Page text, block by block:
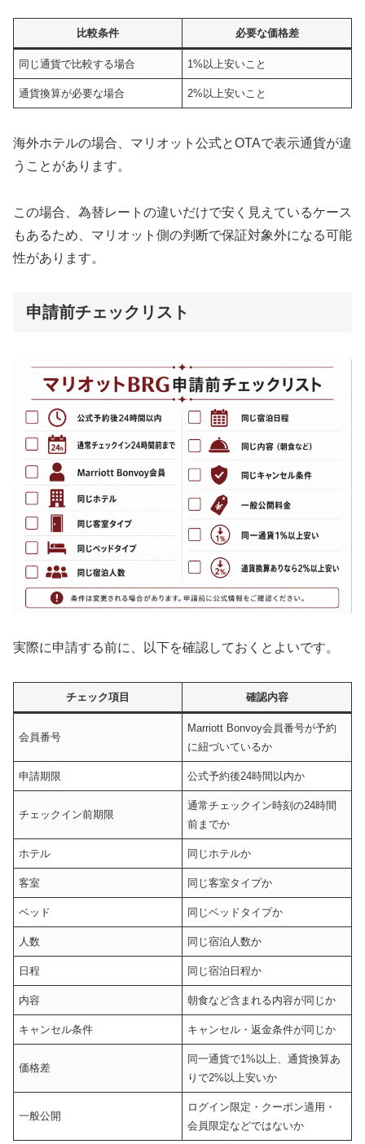
比較条件 必要な価格差
同じ通貨で比較する場合 1%以上安いこと
通貨換算が必要な場合 2%以上安いこと
海外ホテルの場合、マリオット公式とOTAで表示通貨が違
うことがあります。
この場合、為替レートの違いだけで安く見えているケース
もあるため、マリオット側の判断で保証対象外になる可能
性があります。
申請前チェックリスト
実際に申請する前に、以下を確認しておくとよいです。
チェック項目 確認内容
会員番号
Marriott Bonvoy会員番号が予約
に紐づいているか
申請期限 公式予約後24時間以内か
チェックイン前期限
通常チェックイン時刻の24時間
前までか
ホテル 同じホテルか
客室 同じ客室タイプか
ベッド 同じベッドタイプか
人数 同じ宿泊人数か
日程 同じ宿泊日程か
内容 朝食など含まれる内容が同じか
キャンセル条件 キャンセル・返金条件が同じか
価格差
同一通貨で1%以上、通貨換算あ
りで2%以上安いか
一般公開
ログイン限定・クーポン適用・
会員限定などではないか